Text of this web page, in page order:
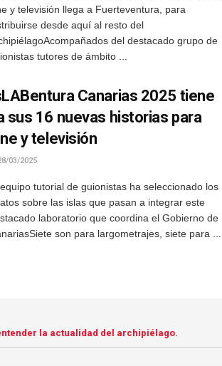
y televisión llega a Fuerteventura, para
desde aquí al resto del
del destacado grupo de
tutores de ámbito ...
Canarias 2025 tiene
sus 16 nuevas historias para
y televisión
03/2025
tutorial de guionistas ha seleccionado los
sobre las islas que pasan a integrar este
laboratorio que coordina el Gobierno de
son para largometrajes, siete para ...
la actualidad del archipiélago.